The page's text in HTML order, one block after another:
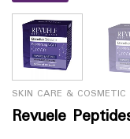
SKIN CARE & COSMETIC
Revuele